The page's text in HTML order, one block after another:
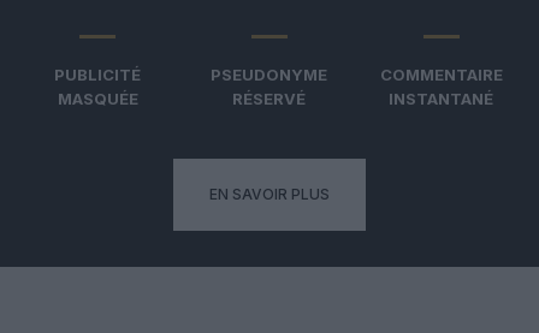
PUBLICITÉ
MASQUÉE
PSEUDONYME
RÉSERVÉ
COMMENTAIRE
INSTANTANÉ
EN SAVOIR PLUS